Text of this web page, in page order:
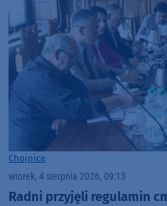
Chojnice
wtorek, 4 sierpnia 2026, 09:13
Radni przyjęli regulamin